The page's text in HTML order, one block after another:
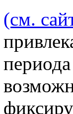
(см.